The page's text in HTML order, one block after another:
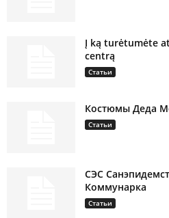
Į ką turėtumėte
centrą
Статьи
Костюмы Деда
Статьи
СЭС
Коммунарка
Статьи